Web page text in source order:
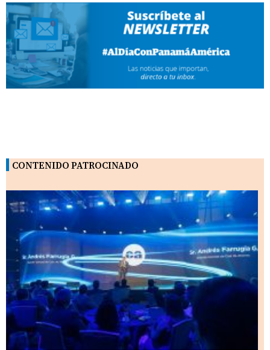
CONTENIDO PATROCINADO